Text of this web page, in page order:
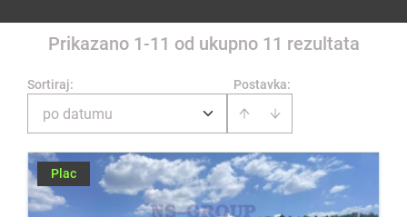
Prikazano 1-11 od ukupno 11 rezultata
Postavka:
Sortiraj:
po datumu
Plac